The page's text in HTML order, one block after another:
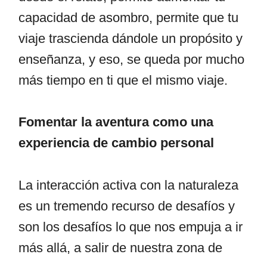
capacidad de asombro, permite que tu
viaje trascienda dándole un propósito y
enseñanza, y eso, se queda por mucho
más tiempo en ti que el mismo viaje.
Fomentar la aventura como una
experiencia de cambio personal
La interacción activa con la naturaleza
es un tremendo recurso de desafíos y
son los desafíos lo que nos empuja a ir
más allá, a salir de nuestra zona de